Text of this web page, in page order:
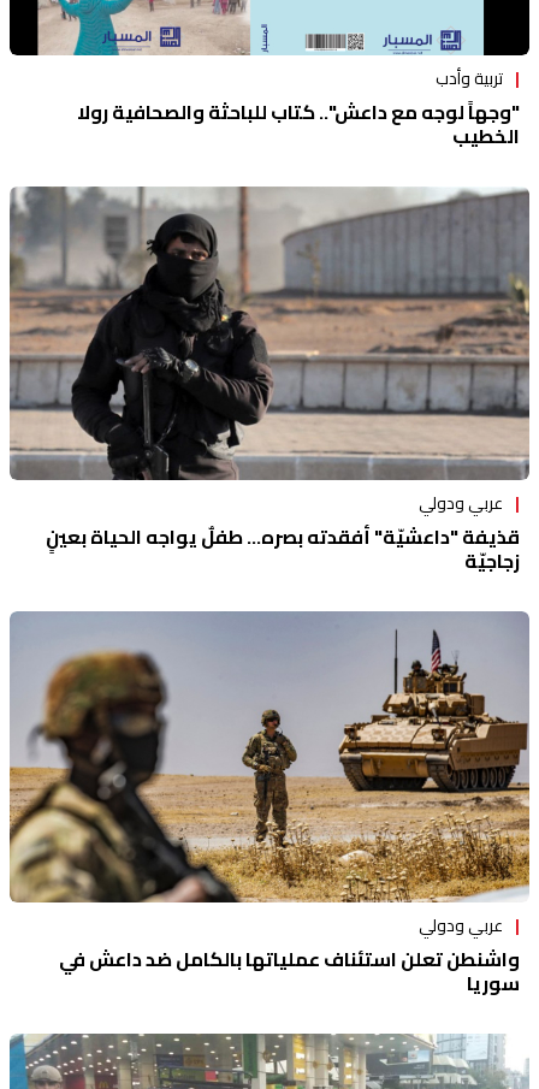
تربية وأدب
"وجهاً لوجه مع داعش".. كتاب للباحثة والصحافية رولا
الخطيب
عربي ودولي
قذيفة "داعشيّة" أفقدته بصره… طفلٌ يواجه الحياة بعينٍ
زجاجيّة
عربي ودولي
واشنطن تعلن استئناف عملياتها بالكامل ضد داعش في
سوريا